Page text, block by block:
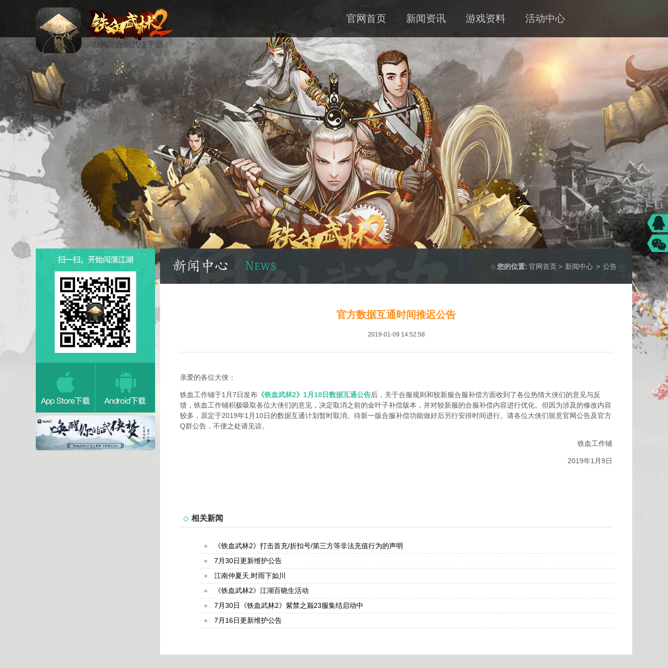
古风回合制武侠手游
官网首页 新闻资讯 游戏资料 活动中心
您的位置: 官网首页> 新闻中心 > 公告
官方数据互通时间推迟公告
2019-01-09 14:52:58
亲爱的各位大侠：
铁血工作铺于1月7日发布 《铁血武林2》1月10日数据互通公告后，关于合服规则和较新服合服补偿方面收到了各位热情大侠们的意见与反
馈，铁血工作铺积极吸取各位大侠们的意见，决定取消之前的金叶子补偿版本，并对较新服的合服补偿内容进行优化。但因为涉及的修改内容
较多，原定于2019年1月10日的数据互通计划暂时取消。待新一版合服补偿功能做好后另行安排时间进行。请各位大侠们留意官网公告及官方
Q群公告，不便之处请见谅。
铁血工作铺
2019年1月9日
相关新闻
《铁血武林2》打击首充/折扣号/第三方等非法充值行为的声明
7月30日更新维护公告
江南仲夏天,时雨下如川
《铁血武林2》江湖百晓生活动
7月30日《铁血武林2》紫禁之巅23服集结启动中
7月16日更新维护公告
资讯 公告
活动 资料 攻略
论坛 下载 客服